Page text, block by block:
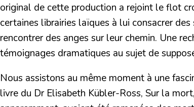
original de cette production a rejoint le flot
certaines librairies laïques à lui consacrer
rencontrer des anges sur leur chemin. Une
témoignages dramatiques au sujet de
Nous assistons au même moment à une
livre du Dr Elisabeth Kübler-Ross, Sur la mort